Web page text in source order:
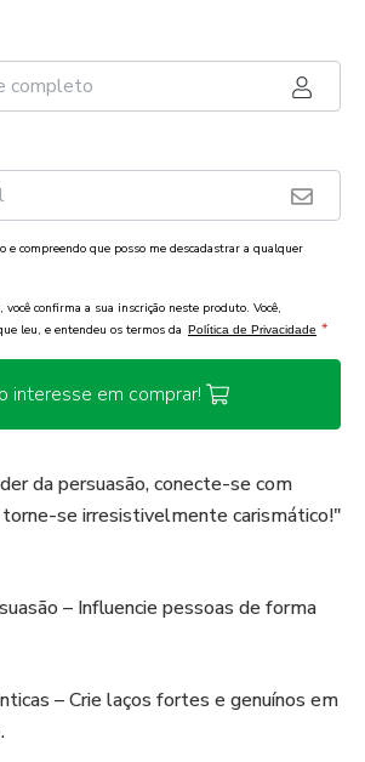
e compreendo que posso me descadastrar a qualquer
confirma a sua inscrição neste produto. Você,
leu, e entendeu os termos da Política de Privacidade *
interesse em comprar!
da persuasão, conecte-se com
se irresistivelmente carismático!"
– Influencie pessoas de forma
– Crie laços fortes e genuínos em